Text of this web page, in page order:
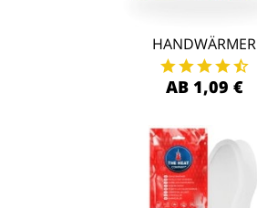
HANDWÄRMER
AB 1,09 €